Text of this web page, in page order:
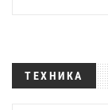
ТЕХНИКА